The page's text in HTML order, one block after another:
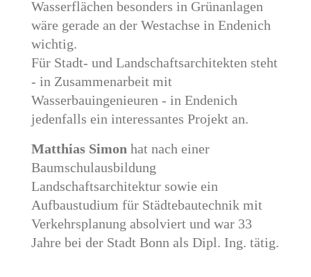
Wasserflächen besonders in Grünanlagen
wäre gerade an der Westachse in Endenich
wichtig.
Für Stadt- und Landschaftsarchitekten steht
- in Zusammenarbeit mit
Wasserbauingenieuren - in Endenich
jedenfalls ein interessantes Projekt an.
Matthias Simon hat nach einer
Baumschulausbildung
Landschaftsarchitektur sowie ein
Aufbaustudium für Städtebautechnik mit
Verkehrsplanung absolviert und war 33
Jahre bei der Stadt Bonn als Dipl. Ing. tätig.